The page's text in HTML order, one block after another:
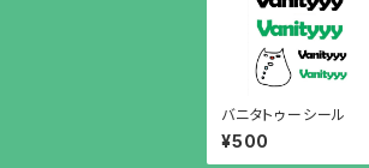
バニタトゥーシール
¥500